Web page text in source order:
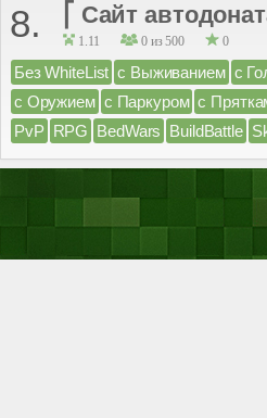
8. ⎡ Сайт
1.11 0 из 500 0
Без WhiteList с Выживанием с
с Оружием с Паркуром с
PvP RPG BedWars BuildBattle